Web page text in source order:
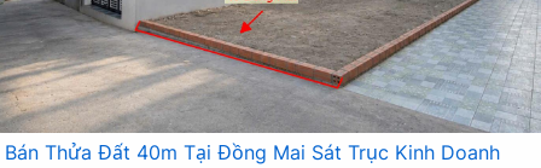
Bán Thửa Đất 40m Tại Đồng Mai Sát Trục Kinh Doanh